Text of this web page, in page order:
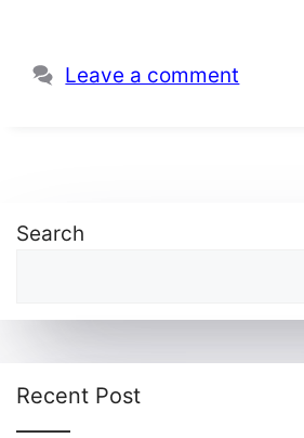
Leave a comment
Search
Recent Post